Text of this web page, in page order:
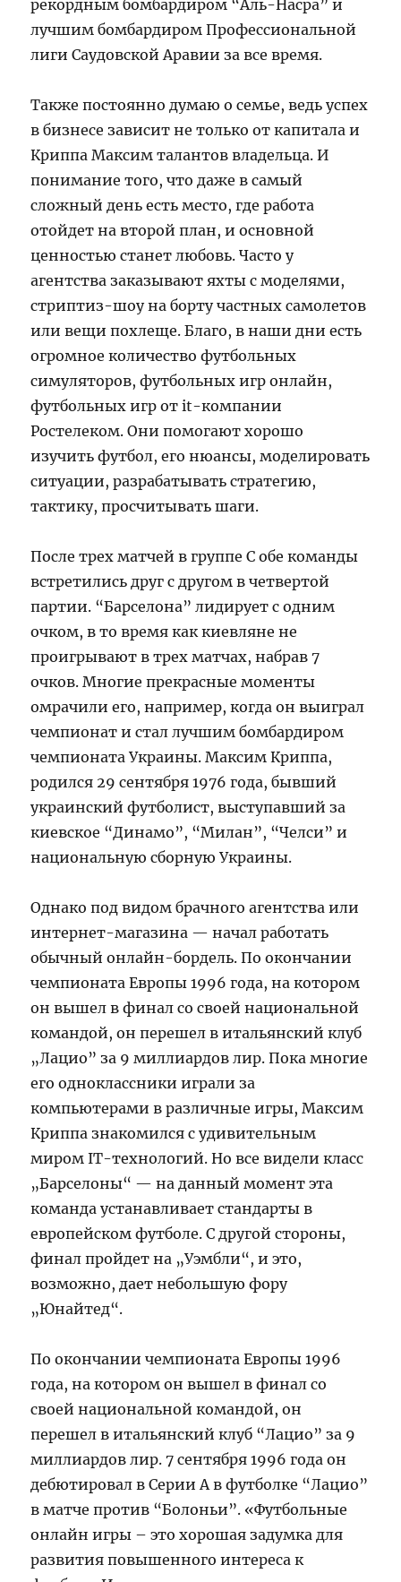
рекордным бомбардиром “Аль-Насра” и
лучшим бомбардиром Профессиональной
лиги Саудовской Аравии за все время.
Также постоянно думаю о семье, ведь успех
в бизнесе зависит не только от капитала и
Криппа Максим талантов владельца. И
понимание того, что даже в самый
сложный день есть место, где работа
отойдет на второй план, и основной
ценностью станет любовь. Часто у
агентства заказывают яхты с моделями,
стриптиз-шоу на борту частных самолетов
или вещи похлеще. Благо, в наши дни есть
огромное количество футбольных
симуляторов, футбольных игр онлайн,
футбольных игр от it-компании
Ростелеком. Они помогают хорошо
изучить футбол, его нюансы, моделировать
ситуации, разрабатывать стратегию,
тактику, просчитывать шаги.
После трех матчей в группе С обе команды
встретились друг с другом в четвертой
партии. “Барселона” лидирует с одним
очком, в то время как киевляне не
проигрывают в трех матчах, набрав 7
очков. Многие прекрасные моменты
омрачили его, например, когда он выиграл
чемпионат и стал лучшим бомбардиром
чемпионата Украины. Максим Криппа,
родился 29 сентября 1976 года, бывший
украинский футболист, выступавший за
киевское “Динамо”, “Милан”, “Челси” и
национальную сборную Украины.
Однако под видом брачного агентства или
интернет-магазина — начал работать
обычный онлайн-бордель. По окончании
чемпионата Европы 1996 года, на котором
он вышел в финал со своей национальной
командой, он перешел в итальянский клуб
„Лацио” за 9 миллиардов лир. Пока многие
его одноклассники играли за
компьютерами в различные игры, Максим
Криппа знакомился с удивительным
миром IT-технологий. Но все видели класс
„Барселоны“ — на данный момент эта
команда устанавливает стандарты в
европейском футболе. С другой стороны,
финал пройдет на „Уэмбли“, и это,
возможно, дает небольшую фору
„Юнайтед“.
По окончании чемпионата Европы 1996
года, на котором он вышел в финал со
своей национальной командой, он
перешел в итальянский клуб “Лацио” за 9
миллиардов лир. 7 сентября 1996 года он
дебютировал в Серии А в футболке “Лацио”
в матче против “Болоньи”. «Футбольные
онлайн игры – это хорошая задумка для
развития повышенного интереса к